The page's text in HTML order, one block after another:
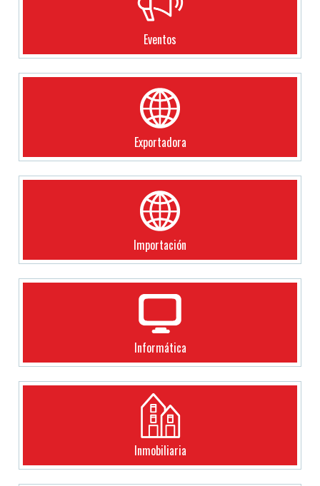
Eventos
Exportadora
Importación
Informática
Inmobiliaria